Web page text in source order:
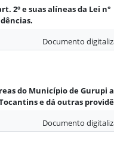
2º e suas alíneas da Lei n°
Documento
do Município de Gurupi a
e dá outras
Documento